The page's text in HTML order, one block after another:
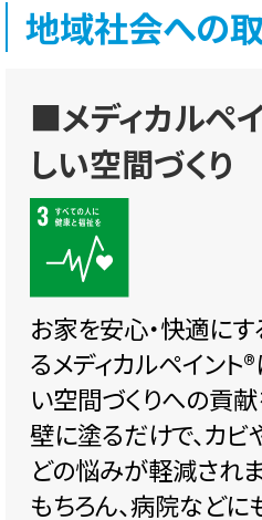
地域社会への
■メディカルペ
しい空間づくり
お家を安心・快適に
るメディカルペイント
い空間づくりへの貢献
壁に塗るだけで、カビ
どの悩みが軽減され
もちろん、病院など